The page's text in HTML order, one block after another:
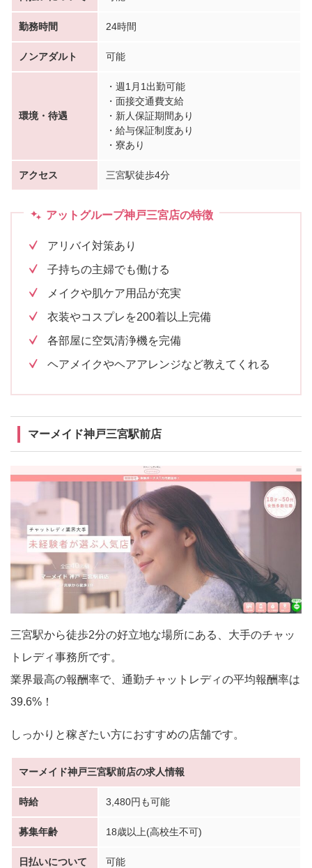
勤務時間 24時間
ノンアダルト 可能
環境・待遇
・週1月1出勤可能
・面接交通費支給
・新人保証期間あり
・給与保証制度あり
・寮あり
アクセス 三宮駅徒歩4分
アットグループ神戸三宮店の特徴
アリバイ対策あり
子持ちの主婦でも働ける
メイクや肌ケア用品が充実
衣装やコスプレを200着以上完備
各部屋に空気清浄機を完備
ヘアメイクやヘアアレンジなど教えてくれる
マーメイド神戸三宮駅前店
三宮駅から徒歩2分の好立地な場所にある、大手のチャッ
トレディ事務所です。
業界最高の報酬率で、通勤チャットレディの平均報酬率は
39.6%！
しっかりと稼ぎたい方におすすめの店舗です。
マーメイド神戸三宮駅前店の求人情報
時給 3,480円も可能
募集年齢 18歳以上(高校生不可)
日払いについて 可能